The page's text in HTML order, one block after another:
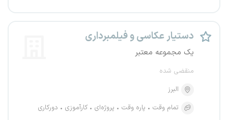
دستیار عکاسی و فیلمبرداری
یک مجموعه معتبر
منقضی شده
البرز
تمام وقت
پاره وقت پروژه‌ای کارآموزی دورکاری